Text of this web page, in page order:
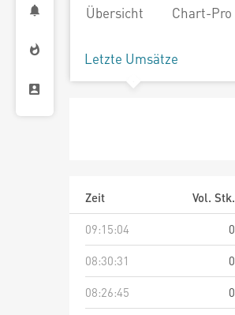
Übersicht Chart-Pro
Letzte Umsätze
Zeit Vol. Stk.
09:15:04
0
08:30:31
0
08:26:45
0